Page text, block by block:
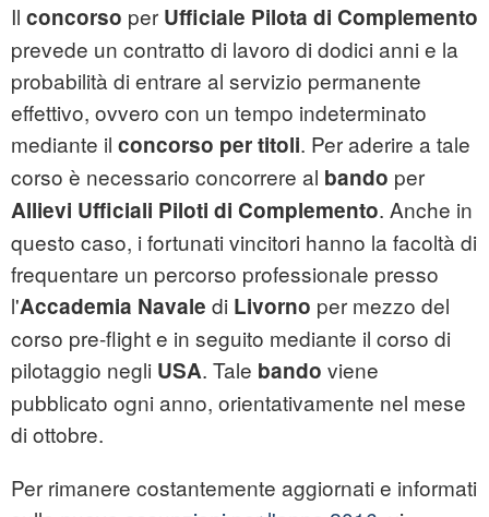
Il concorso per Ufficiale Pilota di Complemento
prevede un contratto di lavoro di dodici anni e la
probabilità di entrare al servizio permanente
effettivo, ovvero con un tempo indeterminato
mediante il concorso per titoli. Per aderire a tale
corso è necessario concorrere al bando per
Allievi Ufficiali Piloti di Complemento. Anche in
questo caso, i fortunati vincitori hanno la facoltà di
frequentare un percorso professionale presso
l'Accademia Navale di Livorno per mezzo del
corso pre-flight e in seguito mediante il corso di
pilotaggio negli USA. Tale bando viene
pubblicato ogni anno, orientativamente nel mese
di ottobre.
Per rimanere costantemente aggiornati e informati